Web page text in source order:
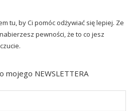
tu, by Ci pomóc odżywiać się lepiej. Ze
pewności, że to co jesz
mojego NEWSLETTERA